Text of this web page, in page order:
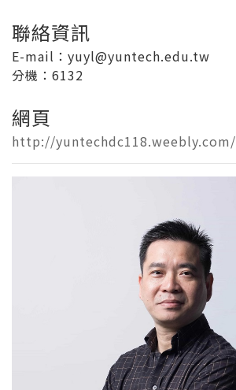
聯絡資訊
E-mail：yuyl@yuntech.edu.tw
分機 ：6132
網頁
http://yuntechdc118.weebly.com/